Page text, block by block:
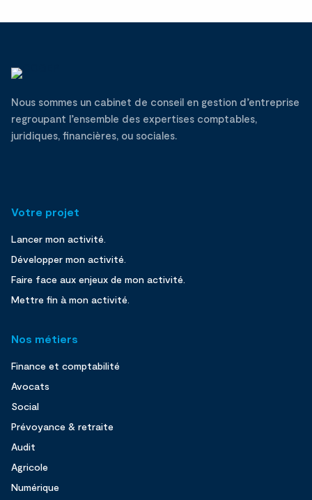
Nous sommes un cabinet de conseil en gestion d’entreprise
regroupant l’ensemble des expertises comptables,
juridiques, financières, ou sociales.
Votre projet
Lancer mon activité.
Développer mon activité.
Faire face aux enjeux de mon activité.
Mettre fin à mon activité.
Nos métiers
Finance et comptabilité
Avocats
Social
Prévoyance & retraite
Audit
Agricole
Numérique